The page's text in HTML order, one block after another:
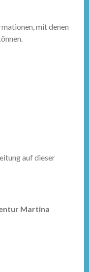
mit denen
auf dieser
Martina